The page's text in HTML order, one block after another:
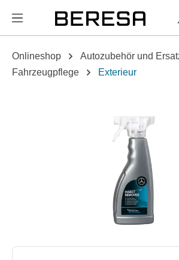
springen
Onlineshop
Autozubehör und
Fahrzeugpflege
Exterieur